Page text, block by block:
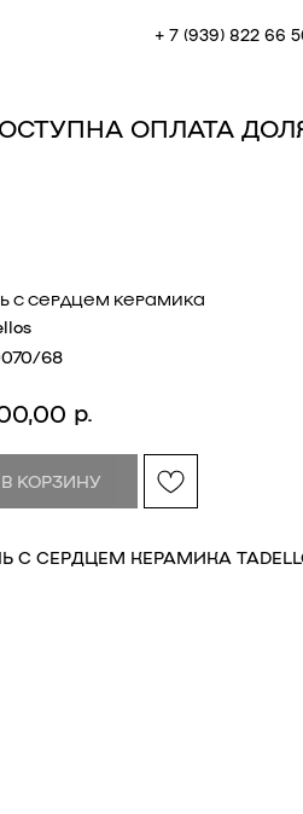
+ 7 (939) 822 66 50
ДОСТУПНА ОПЛАТА
С СЕРДЦЕМ КЕРАМИКА
68
р.
В КОРЗИНУ
С СЕРДЦЕМ КЕРАМИКА